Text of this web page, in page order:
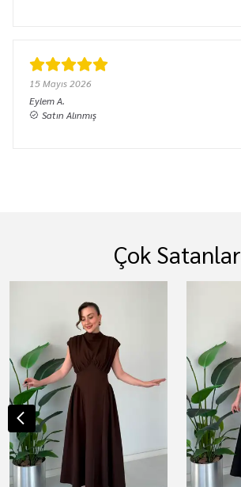
15 Mayıs 2026
EylemA.
Satın Alınmış
Çok Satanlar